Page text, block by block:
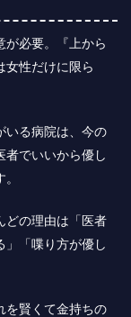
が必要。『上から
女性だけに限ら
いる病院は、今の
者でいいから優し
どの理由は「医者
」「喋り方が優し
を賢くて金持ちの